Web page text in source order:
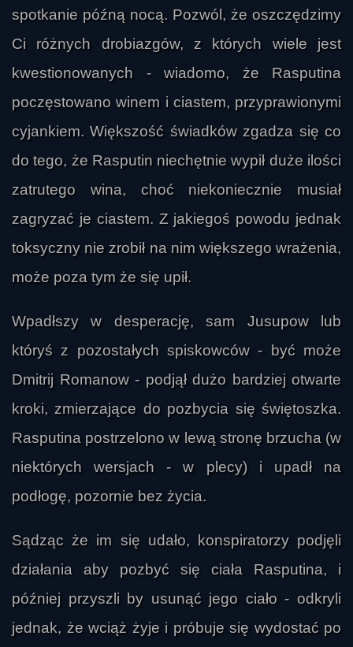
spotkanie późną nocą. Pozwól, że oszczędzimy
Ci różnych drobiazgów, z których wiele jest
kwestionowanych - wiadomo, że Rasputina
poczęstowano winem i ciastem, przyprawionymi
cyjankiem. Większość świadków zgadza się co
do tego, że Rasputin niechętnie wypił duże ilości
zatrutego wina, choć niekoniecznie musiał
zagryzać je ciastem. Z jakiegoś powodu jednak
toksyczny nie zrobił na nim większego wrażenia,
może poza tym że się upił.
Wpadłszy w desperację, sam Jusupow lub
któryś z pozostałych spiskowców - być może
Dmitrij Romanow - podjął dużo bardziej otwarte
kroki, zmierzające do pozbycia się świętoszka.
Rasputina postrzelono w lewą stronę brzucha (w
niektórych wersjach - w plecy) i upadł na
podłogę, pozornie bez życia.
Sądząc że im się udało, konspiratorzy podjęli
działania aby pozbyć się ciała Rasputina, i
później przyszli by usunąć jego ciało - odkryli
jednak, że wciąż żyje i próbuje się wydostać po